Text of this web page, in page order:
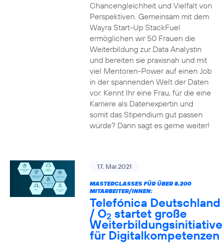
Chancengleichheit und Vielfalt von
Perspektiven. Gemeinsam mit dem
Wayra Start-Up StackFuel
ermöglichen wir 50 Frauen die
Weiterbildung zur Data Analystin
und bereiten sie praxisnah und mit
viel Mentoren-Power auf einen Job
in der spannenden Welt der Daten
vor. Kennt Ihr eine Frau, für die eine
Karriere als Datenexpertin und
somit das Stipendium gut passen
würde? Dann sagt es gerne weiter!
17. Mai 2021
MASTERCLASSES FÜR ÜBER 8.200
MITARBEITER/INNEN:
Telefónica Deutschland
/ O2 startet große
Weiterbildungsinitiative
für Digitalkompetenzen